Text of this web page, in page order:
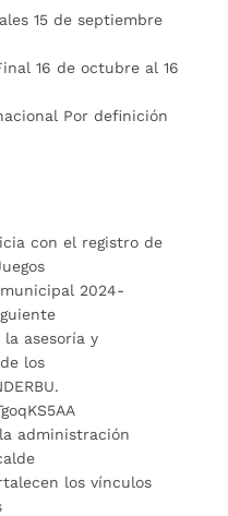
15 de septiembre
16 de octubre al 16
Por definición
con el registro de
2024-
asesoría y
los
administración
los vínculos